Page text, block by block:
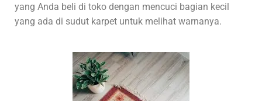
yang Anda beli di toko dengan mencuci bagian kecil
yang ada di sudut karpet untuk melihat warnanya.